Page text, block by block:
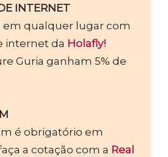
INTERNET
em qualquer lugar com
internet da Holafly!
Guria ganham 5% de
é obrigatório em
a cotação com a Real